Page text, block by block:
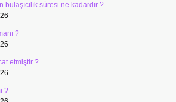
bulaşıcılık süresi ne kadardır ?
?
etmiştir ?
?